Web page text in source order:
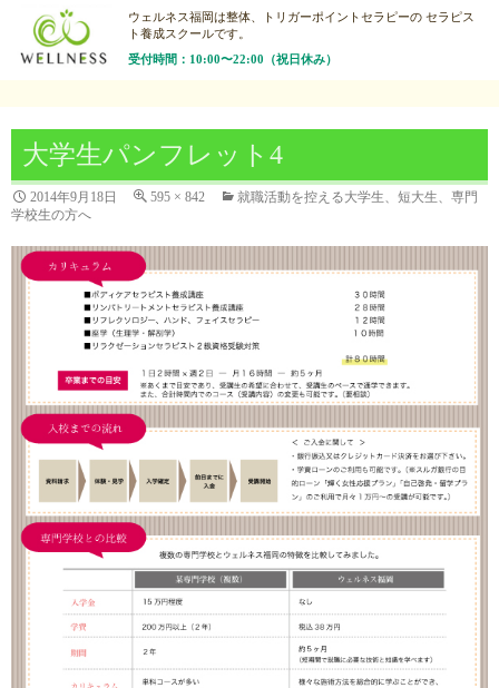
ウェルネス福岡は整体、トリガーポイントセラピーの セラピス
ト養成スクールです。
受付時間：10:00〜22:00（祝日休み）
大学生パンフレット4
2014年9月18日 595 × 842
就職活動を控える大学生、短大生、専門
学校生の方へ